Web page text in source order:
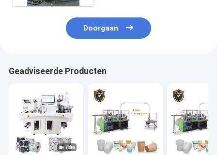
Doorgaan
Geadviseerde Producten